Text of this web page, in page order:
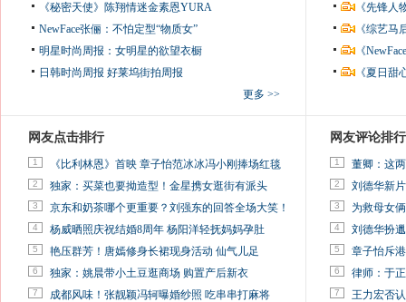
《秘密天使》陈翔情迷金素恩YURA
NewFace张俪：不怕定型“物质女”
明星时尚周报：女明星的欲望衣橱
日韩时尚周报 好莱坞街拍周报
更多 >>
《先锋
《综艺
《
《夏日
网友点击排行
1 《比利林恩》首映 章子怡范冰冰冯小刚捧场红毯
2 独家：买菜也要拗造型！金星携女逛街有派头
3 京东和奶茶哪个更重要？刘强东的回答全场大笑！
4 杨威晒照庆祝结婚8周年 杨阳洋轻抚妈妈孕肚
5 艳压群芳！唐嫣修身长裙现身活动 仙气儿足
6 独家：姚晨带小土豆逛商场 购置产后新衣
7 成都风味！张靓颖冯轲曝婚纱照 吃串串打麻将
网友评论排行
1 董卿：这
2 刘德华新
3 为救母女
4 刘德华扮
5 章子怡斥
6 律师：于
7 王力宏否